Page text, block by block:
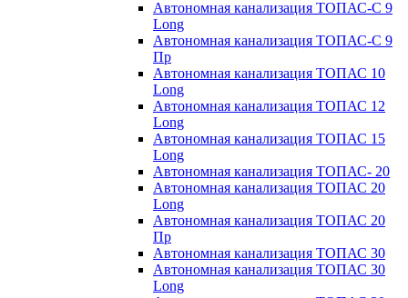
Автономная канализация ТОПАС-С 9
Long
Автономная канализация ТОПАС-С 9
Пр
Автономная канализация ТОПАС 10
Long
Автономная канализация ТОПАС 12
Long
Автономная канализация ТОПАС 15
Long
Автономная канализация ТОПАС- 20
Автономная канализация ТОПАС 20
Long
Автономная канализация ТОПАС 20
Пр
Автономная канализация ТОПАС 30
Автономная канализация ТОПАС 30
Long